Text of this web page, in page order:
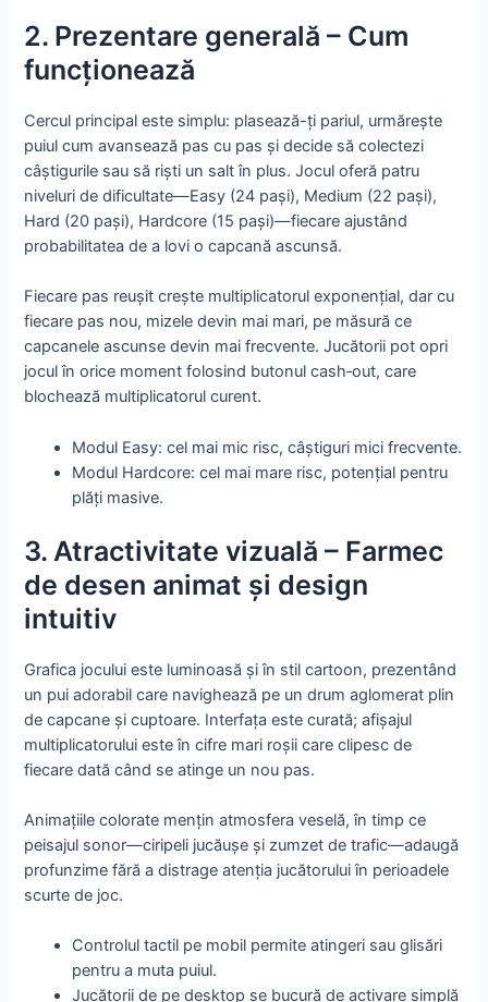
2. Prezentare generală – Cum
funcționează
Cercul principal este simplu: plasează-ți pariul, urmărește
puiul cum avansează pas cu pas și decide să colectezi
câștigurile sau să riști un salt în plus. Jocul oferă patru
niveluri de dificultate—Easy (24 pași), Medium (22 pași),
Hard (20 pași), Hardcore (15 pași)—fiecare ajustând
probabilitatea de a lovi o capcană ascunsă.
Fiecare pas reușit crește multiplicatorul exponențial, dar cu
fiecare pas nou, mizele devin mai mari, pe măsură ce
capcanele ascunse devin mai frecvente. Jucătorii pot opri
jocul în orice moment folosind butonul cash‑out, care
blochează multiplicatorul curent.
Modul Easy: cel mai mic risc, câștiguri mici frecvente.
Modul Hardcore: cel mai mare risc, potențial pentru
plăți masive.
3. Atractivitate vizuală – Farmec
de desen animat și design
intuitiv
Grafica jocului este luminoasă și în stil cartoon, prezentând
un pui adorabil care navighează pe un drum aglomerat plin
de capcane și cuptoare. Interfața este curată; afișajul
multiplicatorului este în cifre mari roșii care clipesc de
fiecare dată când se atinge un nou pas.
Animațiile colorate mențin atmosfera veselă, în timp ce
peisajul sonor—ciripeli jucăușe și zumzet de trafic—adaugă
profunzime fără a distrage atenția jucătorului în perioadele
scurte de joc.
Controlul tactil pe mobil permite atingeri sau glisări
pentru a muta puiul.
Jucătorii de pe desktop se bucură de activare simplă